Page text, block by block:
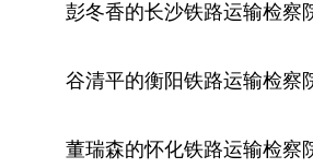
彭冬香的长沙铁路运输检察
谷清平的衡阳铁路运输检察
董瑞森的怀化铁路运输检察院